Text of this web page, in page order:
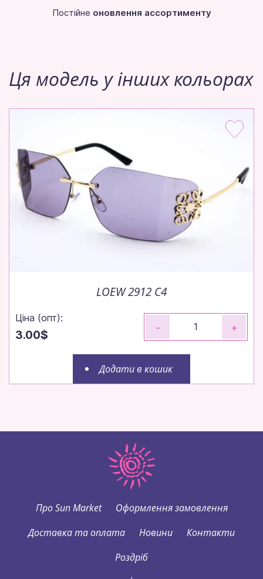
Постійне оновлення ассортименту
Ця модель у інших кольорах
LOEW 2912 C4
Ціна (опт):
3.00$
- +
Додати в кошик
Про Sun Market
Оформлення замовлення
Доставка та оплата
Новини
Контакти
Роздріб